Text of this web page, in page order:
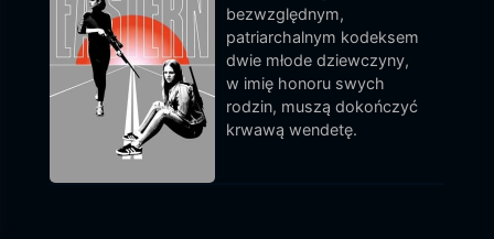
bezwzględnym,
patriarchalnym kodeksem
dwie młode dziewczyny,
w imię honoru swych
rodzin, muszą dokończyć
krwawą wendetę.